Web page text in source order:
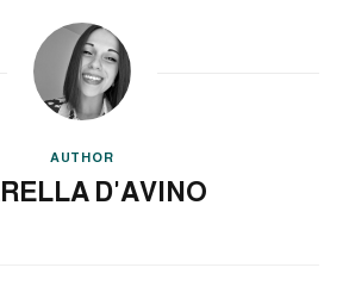
AUTHOR
D'AVINO